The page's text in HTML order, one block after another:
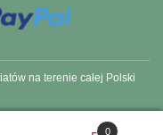
0
na terenie całej Polski